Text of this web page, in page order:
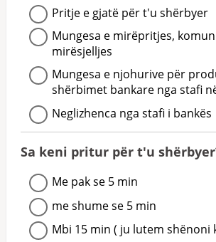
Pritje e gjatë për t'u shërbyer
Mungesa e mirëpritjes,
mirësjelljes
Mungesa e njohurive për
shërbimet bankare nga stafi
Neglizhenca nga stafi i bankës
Sa keni pritur për t'u
Me pak se 5 min
me shume se 5 min
Mbi 15 min ( ju lutem shënoni